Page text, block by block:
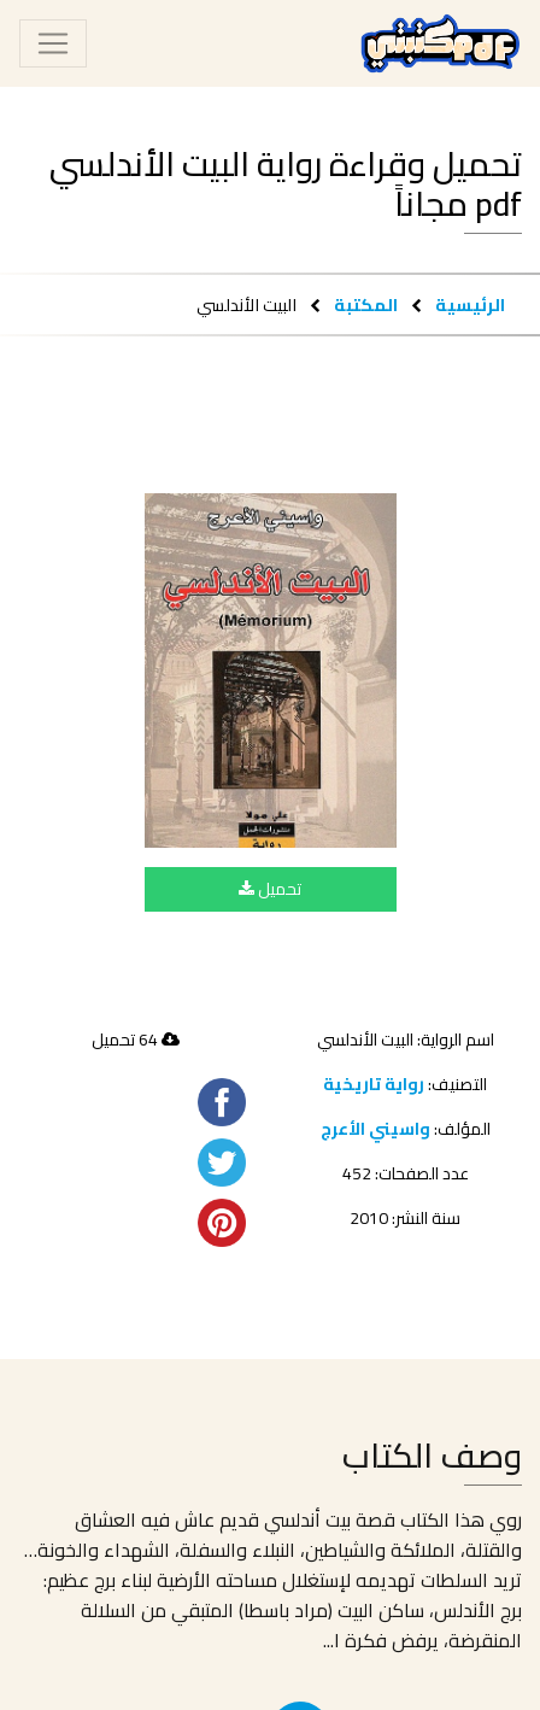
تحميل وقراءة رواية البيت الأندلسي
pdf مجاناً
الرئيسية المكتبة البيت الأندلسي
تحميل
اسم الرواية: البيت الأندلسي
التصنيف:رواية تاريخية
المؤلف:واسيني الأعرج
عدد الصفحات: 452
سنة النشر: 2010
64 تحميل
وصف الكتاب
روي هذا الكتاب قصة بيت أندلسي قديم عاش فيه العشاق
والقتلة، الملائكة والشياطين، النبلاء والسفلة، الشهداء والخونة…
تريد السلطات تهديمه لإستغلال مساحته الأرضية لبناء برج عظيم:
برج الأندلس، ساكن البيت (مراد باسطا) المتبقي من السلالة
المنقرضة، يرفض فكرة ا...